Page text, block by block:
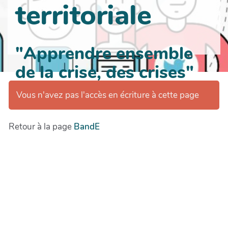
territoriale
"Apprendre ensemble
de la crise, des crises"
Vous n'avez pas l'accès en écriture à cette page
Retour à la page BandE